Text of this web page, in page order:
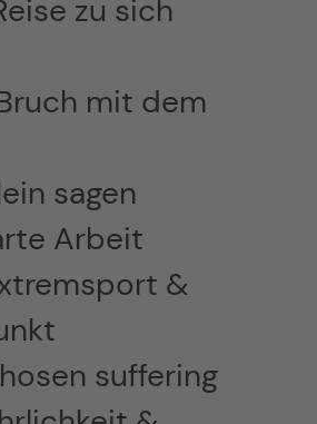
zu sich
mit dem
sagen
Arbeit
&
suffering